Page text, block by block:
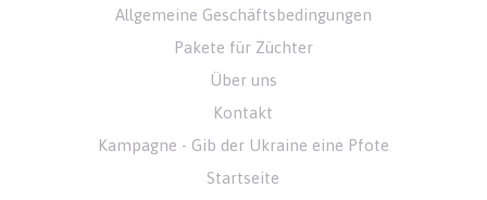
Allgemeine Geschäftsbedingungen
Pakete für Züchter
Über uns
Kontakt
Kampagne - Gib der Ukraine eine Pfote
Startseite